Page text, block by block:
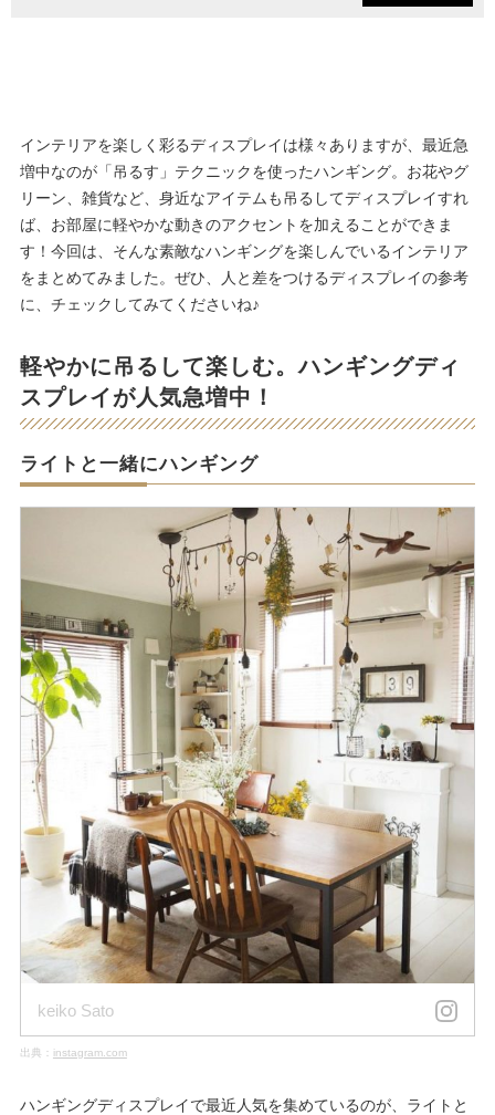
インテリアを楽しく彩るディスプレイは様々ありますが、最近急
増中なのが「吊るす」テクニックを使ったハンギング。お花やグ
リーン、雑貨など、身近なアイテムも吊るしてディスプレイすれ
ば、お部屋に軽やかな動きのアクセントを加えることができま
す！今回は、そんな素敵なハンギングを楽しんでいるインテリア
をまとめてみました。ぜひ、人と差をつけるディスプレイの参考
に、チェックしてみてくださいね♪
軽やかに吊るして楽しむ。ハンギングディ
スプレイが人気急増中！
ライトと一緒にハンギング
keiko Sato
出典： instagram.com
ハンギングディスプレイで最近人気を集めているのが、ライトと